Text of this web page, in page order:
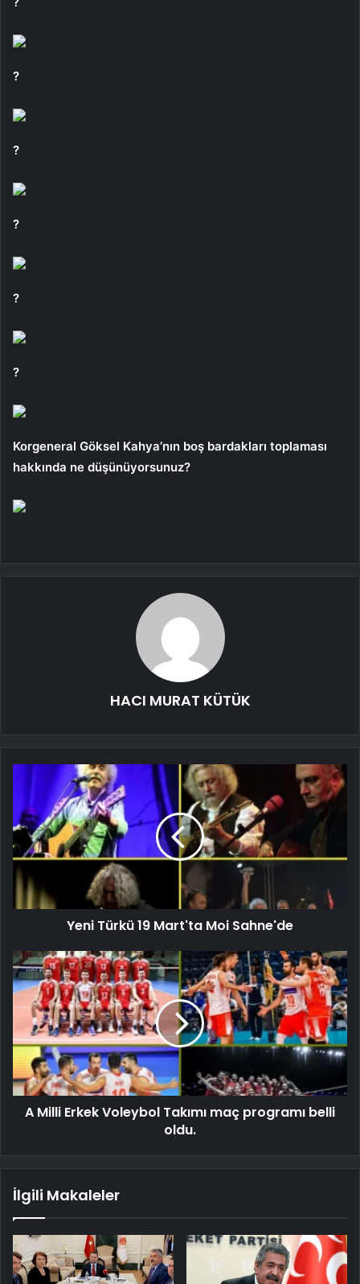
?
?
?
?
?
Korgeneral Göksel Kahya’nın boş bardakları toplaması
hakkında ne düşünüyorsunuz?
HACI MURAT KÜTÜK
Yeni Türkü 19 Mart'ta Moi Sahne'de
A Milli Erkek Voleybol Takımı maç programı belli
oldu.
İlgili Makaleler